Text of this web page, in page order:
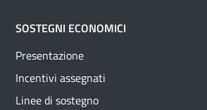
SOSTEGNI ECONOMICI
Presentazione
Incentivi assegnati
Linee di sostegno